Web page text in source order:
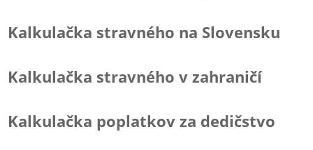
Kalkulačka stravného na Slovensku
Kalkulačka stravného v zahraničí
Kalkulačka poplatkov za dedičstvo